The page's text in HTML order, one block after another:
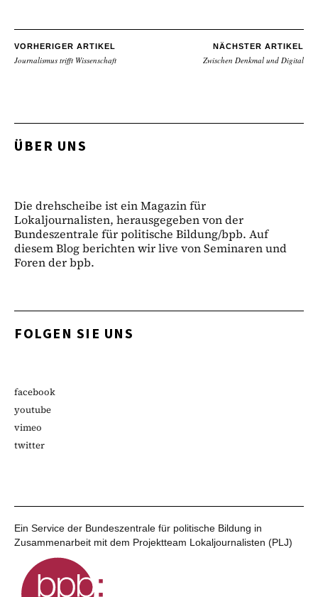
VORHERIGER ARTIKEL
Journalismus trifft Wissenschaft
NÄCHSTER ARTIKEL
Zwischen Denkmal und Digital
ÜBER UNS
Die drehscheibe ist ein Magazin für
Lokaljournalisten, herausgegeben von der
Bundeszentrale für politische Bildung/bpb. Auf
diesem Blog berichten wir live von Seminaren und
Foren der bpb.
FOLGEN SIE UNS
facebook
youtube
vimeo
twitter
Ein Service der Bundeszentrale für politische Bildung in
Zusammenarbeit mit dem Projektteam Lokaljournalisten (PLJ)